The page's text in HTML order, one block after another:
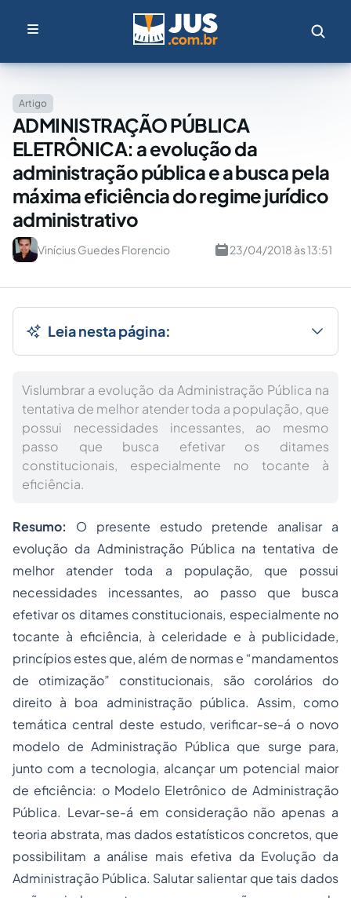
Artigo
ADMINISTRAÇÃO PÚBLICA
ELETRÔNICA: a evolução da
administração pública e a busca pela
máxima eficiência do regime jurídico
administrativo
Vinícius Guedes Florencio 23/04/2018 às 13:51
Leia nesta página:
Vislumbrar a evolução da Administração Pública na
tentativa de melhor atender toda a população, que
possui necessidades incessantes, ao mesmo
passo que busca efetivar os ditames
constitucionais, especialmente no tocante à
eficiência.
Resumo: O presente estudo pretende analisar a
evolução da Administração Pública na tentativa de
melhor atender toda a população, que possui
necessidades incessantes, ao passo que busca
efetivar os ditames constitucionais, especialmente no
tocante à eficiência, à celeridade e à publicidade,
princípios estes que, além de normas e “mandamentos
de otimização” constitucionais, são corolários do
direito à boa administração pública. Assim, como
temática central deste estudo, verificar-se-á o novo
modelo de Administração Pública que surge para,
junto com a tecnologia, alcançar um potencial maior
de eficiência: o Modelo Eletrônico de Administração
Pública. Levar-se-á em consideração não apenas a
teoria abstrata, mas dados estatísticos concretos, que
possibilitam a análise mais efetiva da Evolução da
Administração Pública. Salutar salientar que tais dados